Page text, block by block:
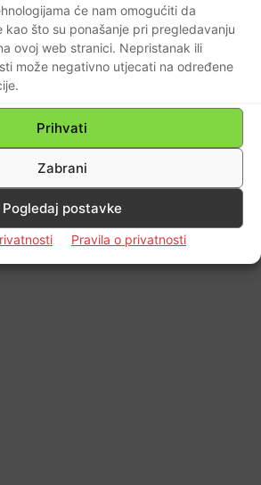
će nam omogućiti da
što su ponašanje pri pregledavanju
ovoj web stranici. Nepristanak ili
može negativno utjecati na određene
Prihvati
Zabrani
Pogledaj postavke
Pravila o privatnosti
nas Pravila o privatnosti
WordPress Theme by TagDiv